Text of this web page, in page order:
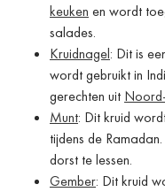
keuken en wordt
salades.
Kruidnagel: Dit is
wordt gebruikt in
gerechten uit
Munt: Dit kruid
tijdens de
dorst te lessen.
Gember: Dit kruid